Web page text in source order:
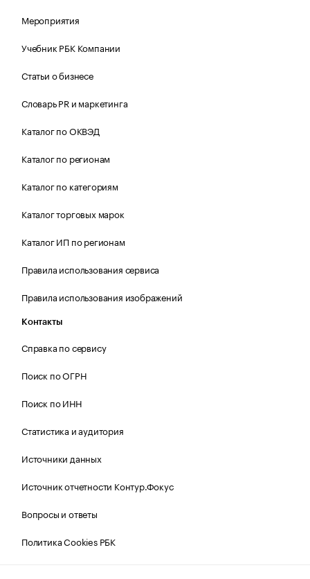
Мероприятия
Учебник РБК Компании
Статьи о бизнесе
Словарь PR и маркетинга
Каталог по ОКВЭД
Каталог по регионам
Каталог по категориям
Каталог торговых марок
Каталог ИП по регионам
Правила использования сервиса
Правила использования изображений
Контакты
Справка по сервису
Поиск по ОГРН
Поиск по ИНН
Статистика и аудитория
Источники данных
Источник отчетности Контур.Фокус
Вопросы и ответы
Политика Cookies РБК